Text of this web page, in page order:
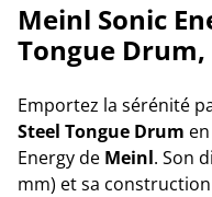
Meinl Sonic
Tongue
Emportez la sérénité
Steel Tongue Drum
Energy de Meinl. Son
mm) et sa